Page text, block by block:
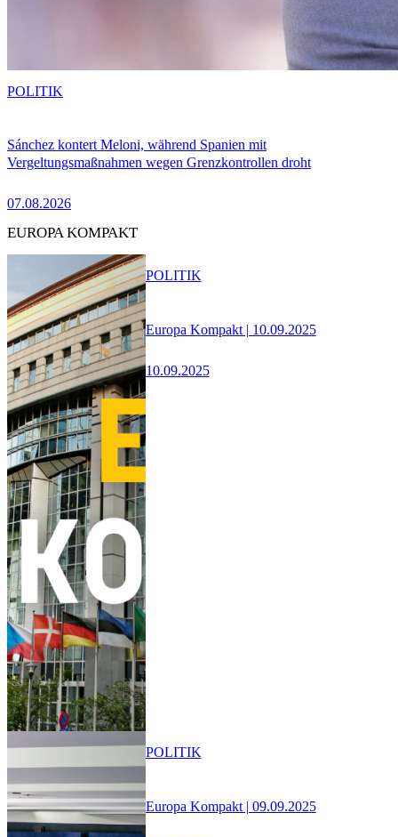
Sánchez kontert Meloni, während Spanien mit
Vergeltungsmaßnahmen wegen Grenzkontrollen droht
07.08.2026
POLITIK
EUROPA KOMPAKT
Europa Kompakt | 10.09.2025
10.09.2025
POLITIK
Europa Kompakt | 09.09.2025
POLITIK